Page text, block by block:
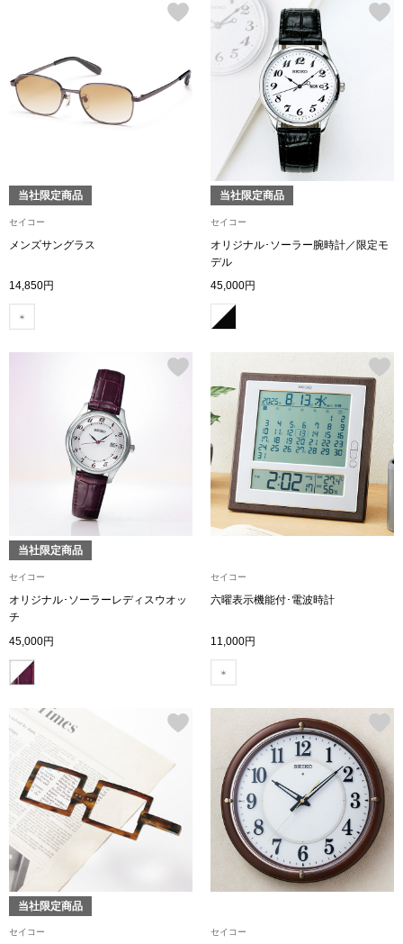
Miss Kyouko／ミスキョウコ
すべて見る
ク
ーブルウェア
ズ
スニーカー
ブーツ
サンダル
その他
その他
ウオッチ／ア
ファッション
帽子
ネクタイ
当社限定商品
セイコー
メンズサングラス
14,850円
当社限定商品
セイコー
オリジナル･ソーラー腕時計／限定モ
デル
45,000円
当社限定商品
セイコー
オリジナル･ソーラーレディスウオッ
チ
45,000円
セイコー
六曜表示機能付･電波時計
11,000円
当社限定商品
セイコー セイコー